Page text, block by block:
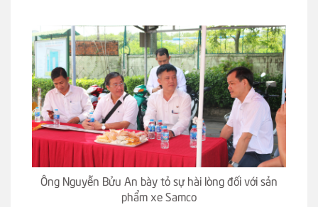
Ông Nguyễn Bửu An bày tỏ sự hài lòng đối với sản
phẩm xe Samco